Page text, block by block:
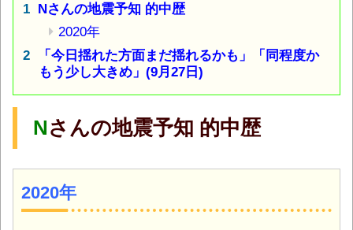
Nさんの地震予知 的中歴
2020年
「今日揺れた方面まだ揺れるかも」「同程度か
もう少し大きめ」(9月27日)
Nさんの地震予知 的中歴
2020年